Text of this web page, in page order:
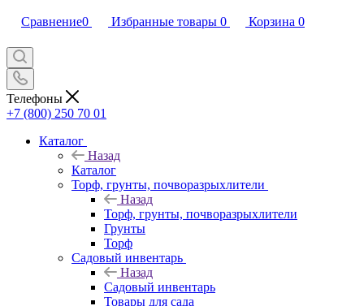
Сравнение0 Избранные товары 0 Корзина 0
Телефоны
+7 (800) 250 70 01
Каталог
Назад
Каталог
Торф, грунты, почворазрыхлители
Назад
Торф, грунты, почворазрыхлители
Грунты
Торф
Садовый инвентарь
Назад
Садовый инвентарь
Товары для сада